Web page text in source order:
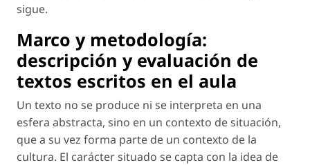
sigue.
Marco y metodología:
descripción y evaluación de
textos escritos en el aula
Un texto no se produce ni se interpreta en una
esfera abstracta, sino en un contexto de situación,
que a su vez forma parte de un contexto de la
cultura. El carácter situado se capta con la idea de